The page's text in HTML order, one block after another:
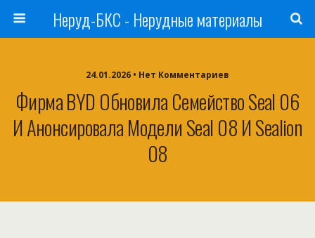
Неруд-БКС - Нерудные материалы
24.01.2026 • Нет Комментариев
Фирма BYD Обновила Семейство Seal 06
И Анонсировала Модели Seal 08 И Sealion
08